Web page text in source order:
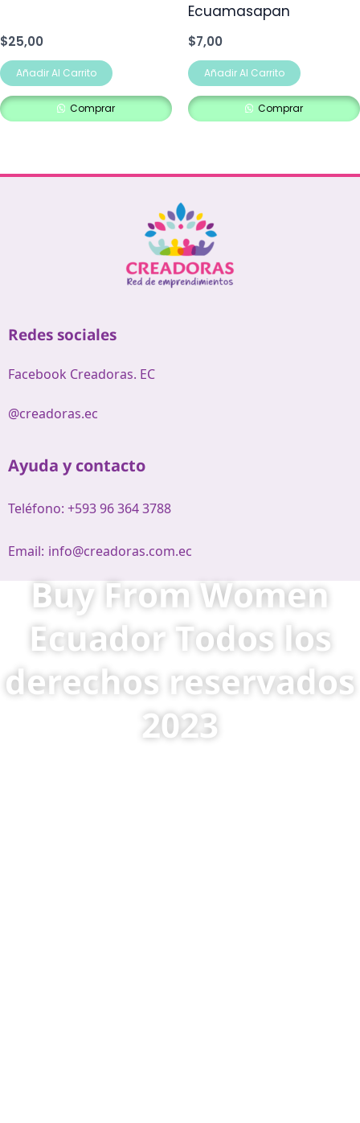
$25,00
Añadir Al Carrito
Comprar
Ecuamasapan
$7,00
Añadir Al Carrito
Comprar
Redes sociales
Facebook Creadoras. EC
@creadoras.ec
Ayuda y contacto
Teléfono: +593 96 364 3788
Email: info@creadoras.com.ec
Buy From Women
Ecuador Todos los
derechos reservados
2023